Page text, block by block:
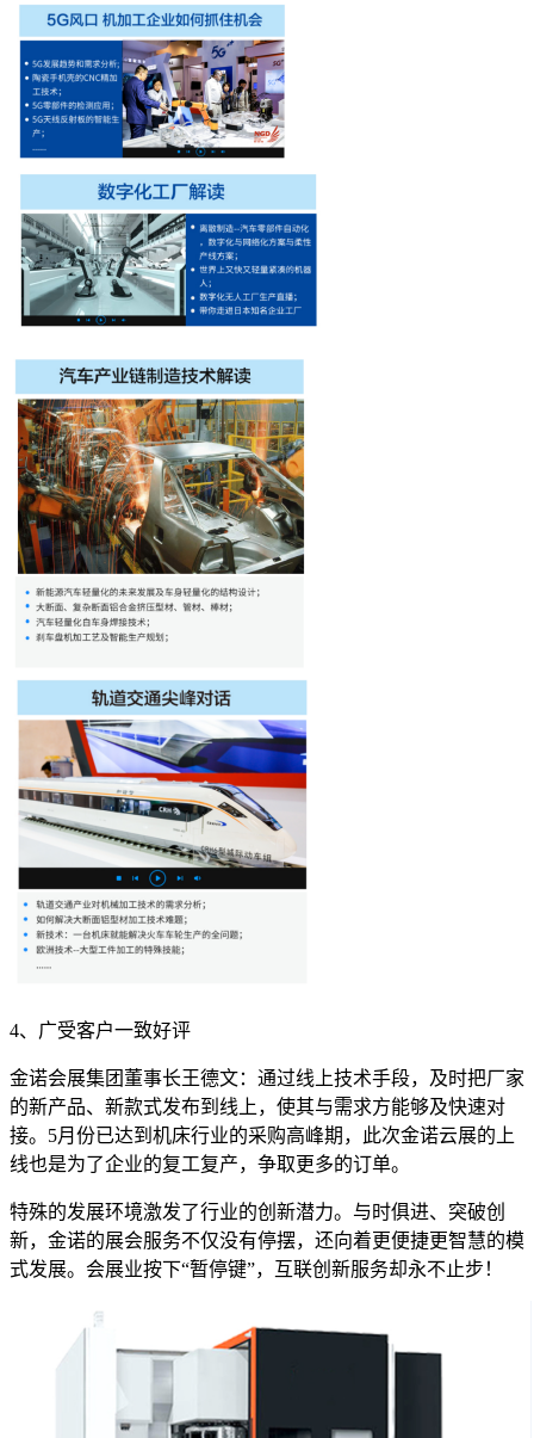
4、广受客户一致好评
金诺会展集团董事长王德文：通过线上技术手段，及时把厂家
的新产品、新款式发布到线上，使其与需求方能够及快速对
接。5月份已达到机床行业的采购高峰期，此次金诺云展的上
线也是为了企业的复工复产，争取更多的订单。
特殊的发展环境激发了行业的创新潜力。与时俱进、突破创
新，金诺的展会服务不仅没有停摆，还向着更便捷更智慧的模
式发展。会展业按下“暂停键”，互联创新服务却永不止步！